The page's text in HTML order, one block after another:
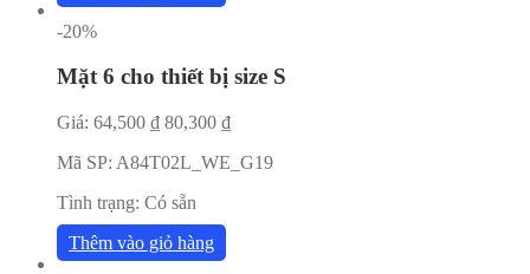
-20%
Mặt 6 cho thiết bị size S
Giá: 64,500 ₫ 80,300 ₫
Mã SP: A84T02L_WE_G19
Tình trạng: Có sẵn
Thêm vào giỏ hàng